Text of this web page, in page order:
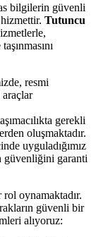
bilgilerin güvenli
Tutuncu
resmi
araçlar
gerekli
oluşmaktadır.
uyguladığımız
güvenliğini garanti
oynamaktadır.
güvenli bir
alıyoruz: